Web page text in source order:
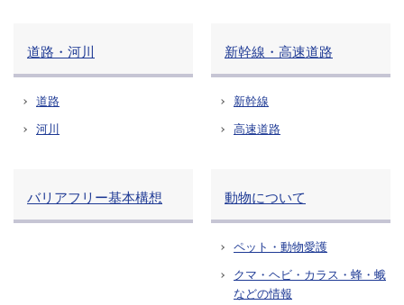
道路・河川
道路
河川
新幹線・高速道路
新幹線
高速道路
バリアフリー基本構想 動物について
ペット・動物愛護
クマ・ヘビ・カラス・蜂・蛾
などの情報